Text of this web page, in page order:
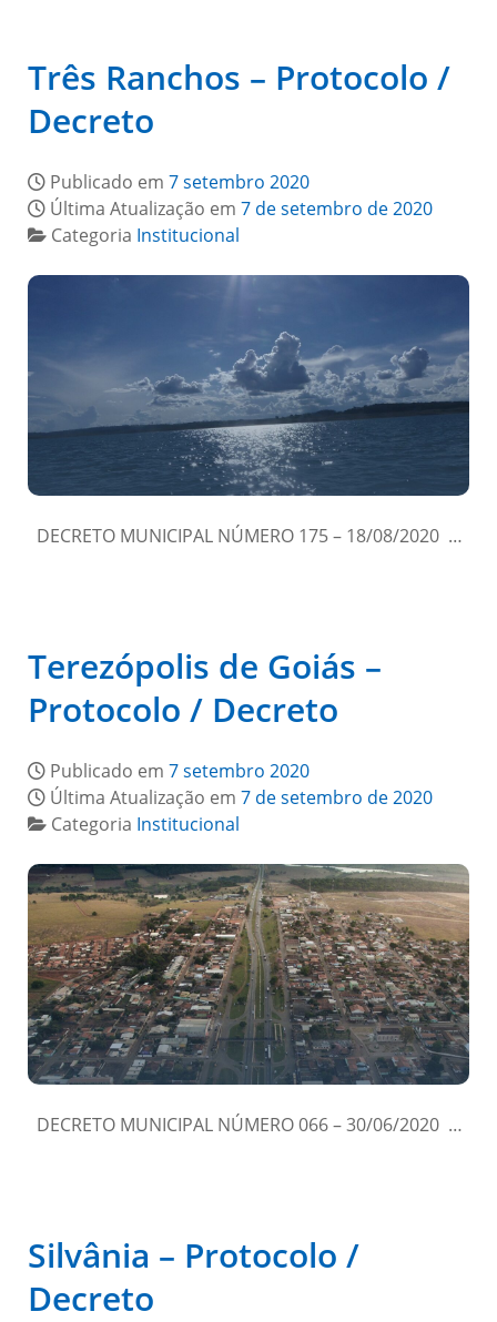
Três Ranchos – Protocolo /
Decreto
Publicado em 7 setembro 2020
Última Atualização em 7 de setembro de 2020
Categoria Institucional
DECRETO MUNICIPAL NÚMERO 175 – 18/08/2020 …
Terezópolis de Goiás –
Protocolo / Decreto
Publicado em 7 setembro 2020
Última Atualização em 7 de setembro de 2020
Categoria Institucional
DECRETO MUNICIPAL NÚMERO 066 – 30/06/2020 …
Silvânia – Protocolo /
Decreto